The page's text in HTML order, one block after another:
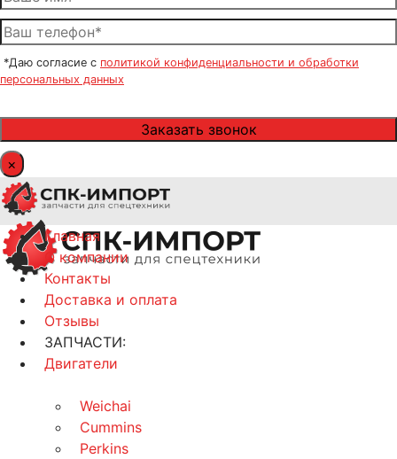
*Даю согласие с политикой конфиденциальности и обработки
персональных данных
×
Главная
О компании
Контакты
Доставка и оплата
Отзывы
ЗАПЧАСТИ:
Двигатели
Weichai
Cummins
Perkins